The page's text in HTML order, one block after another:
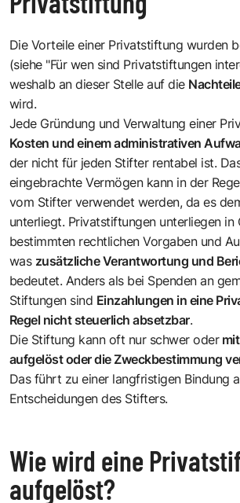
Die Vorteile einer Privatstiftung wurden
(siehe "Für wen sind Privatstiftungen
weshalb an dieser Stelle auf die
wird.
Jede Gründung und Verwaltung einer
Kosten und einem administrativen
der nicht für jeden Stifter rentabel ist.
eingebrachte Vermögen kann in der
vom Stifter verwendet werden, da es
unterliegt. Privatstiftungen unterliegen in
bestimmten rechtlichen Vorgaben und
was zusätzliche Verantwortung und
bedeutet. Anders als bei Spenden an
Stiftungen sind Einzahlungen in eine
Regel nicht steuerlich absetzbar.
Die Stiftung kann oft nur schwer oder
aufgelöst oder die Zweckbestimmung
Das führt zu einer langfristigen Bindung
Entscheidungen des Stifters.
Wie wird eine
aufgelöst?